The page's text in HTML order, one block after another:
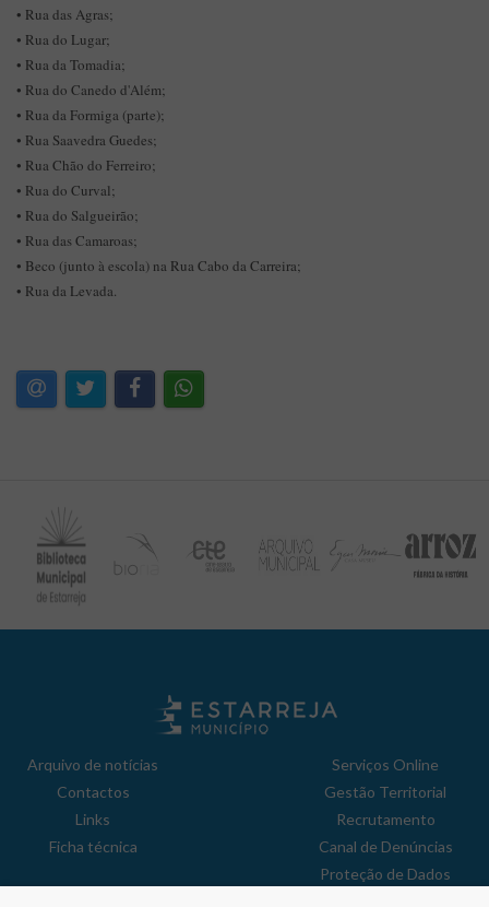
• Rua das Agras;
• Rua do Lugar;
• Rua da Tomadia;
• Rua do Canedo d'Além;
• Rua da Formiga (parte);
• Rua Saavedra Guedes;
• Rua Chão do Ferreiro;
• Rua do Curval;
• Rua do Salgueirão;
• Rua das Camaroas;
• Beco (junto à escola) na Rua Cabo da Carreira;
• Rua da Levada.
Arquivo de notícias
Contactos
Links
Ficha técnica
Serviços Online
Gestão Territorial
Recrutamento
Canal de Denúncias
Proteção de Dados